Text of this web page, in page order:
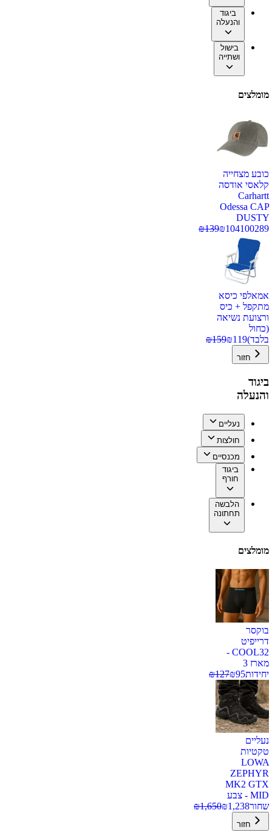
ביגוד
והנעלה
בישול
ושתייה
מומלצים
כובע מצחייה
קלאסי אודסה
Carhartt
Odessa CAP
DUSTY
100289
₪104
₪139
אמאלפי כיסא
מתקפל + כיס
ורצועת נשיאה
(כחול
בלבד)
₪119
₪159
חזור
ביגוד
והנעלה
נעליים
חולצות
מכנסיים
ביגוד
חורף
הלבשה
תחתונה
מומלצים
בוקסר
דרייפיט
COOL32 -
מארז 3
יחידות
₪95
₪127
נעליים
טקטיות
LOWA
ZEPHYR
MK2 GTX
MID - צבע
שחור
₪1,238
₪1,650
חזור